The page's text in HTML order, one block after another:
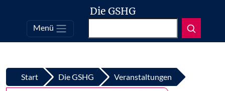
Top
Zum Inhalt springen
Die GSHG
Menü
Start Die GSHG Veranstaltungen